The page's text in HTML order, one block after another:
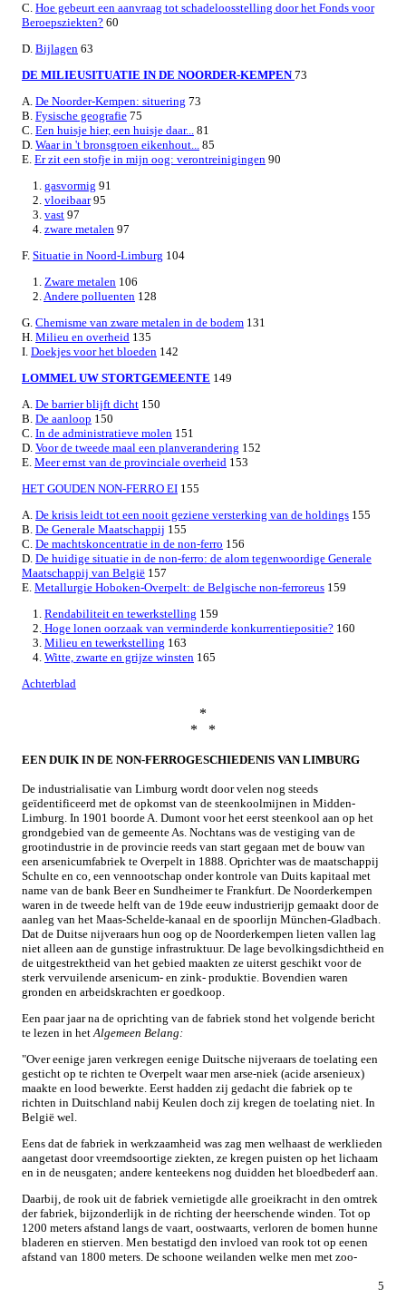
C. Hoe gebeurt een aanvraag tot schadeloosstelling door het Fonds voor
Beroepsziekten? 60
D. Bijlagen 63
DE MILIEUSITUATIE IN DE NOORDER-KEMPEN 73
A. De Noorder-Kempen: situering 73
B. Fysische geografie 75
C. Een huisje hier, een huisje daar... 81
D. Waar in 't bronsgroen eikenhout... 85
E. Er zit een stofje in mijn oog: verontreinigingen 90
1. gasvormig 91
2. vloeibaar95
3. vast 97
4. zware metalen 97
F. Situatie in Noord-Limburg 104
1. Zware metalen 106
2.Andere polluenten 128
G. Chemisme van zware metalen in de bodem 131
H. Milieu en overheid 135
I. Doekjes voor het bloeden 142
LOMMEL UW STORTGEMEENTE 149
A. De barrier blijft dicht 150
B. De aanloop 150
C. In de administratieve molen 151
D. Voor de tweede maal een planverandering 152
E. Meer ernst van de provinciale overheid 153
HET GOUDEN NON-FERRO EI 155
A. De krisis leidt tot een nooit geziene versterking van de holdings 155
B. De Generale Maatschappij 155
C. De machtskoncentratie in de non-ferro 156
D. De huidige situatie in de non-ferro: de alom tegenwoordige Generale
Maatschappij van België 157
E. Metallurgie Hoboken-Overpelt: de Belgische non-ferroreus 159
1. Rendabiliteit en tewerkstelling 159
2. Hoge lonen oorzaak van verminderde konkurrentiepositie? 160
3. Milieu en tewerkstelling 163
4. Witte, zwarte en grijze winsten 165
Achterblad
*
* *
EEN DUIK IN DE NON-FERROGESCHIEDENIS VAN LIMBURG
De industrialisatie van Limburg wordt door velen nog steeds
geïdentificeerd met de opkomst van de steenkoolmijnen in Midden-
Limburg. In 1901 boorde A. Dumont voor het eerst steenkool aan op het
grondgebied van de gemeente As. Nochtans was de vestiging van de
grootindustrie in de provincie reeds van start gegaan met de bouw van
een arsenicumfabriek te Overpelt in 1888. Oprichter was de maatschappij
Schulte en co, een vennootschap onder kontrole van Duits kapitaal met
name van de bank Beer en Sundheimer te Frankfurt. De Noorderkempen
waren in de tweede helft van de 19de eeuw industrierijp gemaakt door de
aanleg van het Maas-Schelde-kanaal en de spoorlijn München-Gladbach.
Dat de Duitse nijveraars hun oog op de Noorderkempen lieten vallen lag
niet alleen aan de gunstige infrastruktuur. De lage bevolkingsdichtheid en
de uitgestrektheid van het gebied maakten ze uiterst geschikt voor de
sterk vervuilende arsenicum- en zink- produktie. Bovendien waren
gronden en arbeidskrachten er goedkoop.
Een paar jaar na de oprichting van de fabriek stond het volgende bericht
te lezen in hetAlgemeen Belang:
"Over eenige jaren verkregen eenige Duitsche nijveraars de toelating een
gesticht op te richten te Overpelt waar men arse-niek (acide arsenieux)
maakte en lood bewerkte. Eerst hadden zij gedacht die fabriek op te
richten in Duitschland nabij Keulen doch zij kregen de toelating niet. In
België wel.
Eens dat de fabriek in werkzaamheid was zag men welhaast de werklieden
aangetast door vreemdsoortige ziekten, ze kregen puisten op het lichaam
en in de neusgaten; andere kenteekens nog duidden het bloedbederf aan.
Daarbij, de rook uit de fabriek vernietigde alle groeikracht in den omtrek
der fabriek, bijzonderlijk in de richting der heerschende winden. Tot op
1200 meters afstand langs de vaart, oostwaarts, verloren de bomen hunne
bladeren en stierven. Men bestatigd den invloed van rook tot op eenen
afstand van 1800 meters. De schoone weilanden welke men met zoo-
5